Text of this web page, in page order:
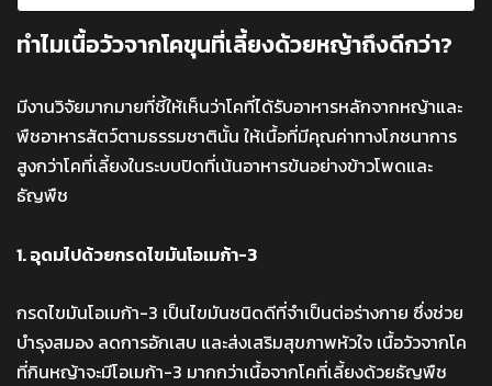
ทำไมเนื้อวัวจากโคขุนที่เลี้ยงด้วยหญ้าถึงดีกว่า?
มีงานวิจัยมากมายที่ชี้ให้เห็นว่าโคที่ได้รับอาหารหลักจากหญ้าและ
พืชอาหารสัตว์ตามธรรมชาตินั้น ให้เนื้อที่มีคุณค่าทางโภชนาการ
สูงกว่าโคที่เลี้ยงในระบบปิดที่เน้นอาหารข้นอย่างข้าวโพดและ
ธัญพืช
1. อุดมไปด้วยกรดไขมันโอเมก้า-3
กรดไขมันโอเมก้า-3 เป็นไขมันชนิดดีที่จำเป็นต่อร่างกาย ซึ่งช่วย
บำรุงสมอง ลดการอักเสบ และส่งเสริมสุขภาพหัวใจ เนื้อวัวจากโค
ที่กินหญ้าจะมีโอเมก้า-3 มากกว่าเนื้อจากโคที่เลี้ยงด้วยธัญพืช